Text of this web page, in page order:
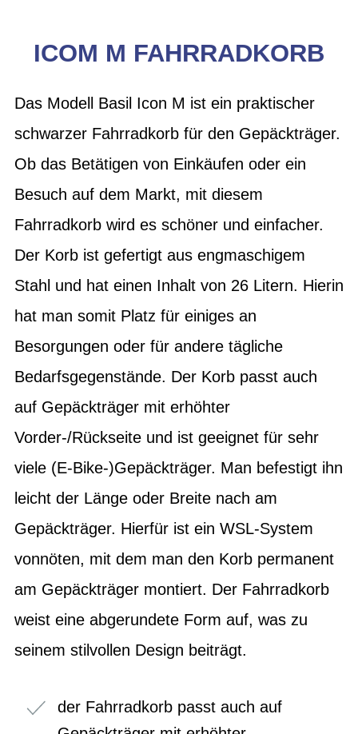
ICOM M FAHRRADKORB
Das Modell Basil Icon M ist ein praktischer
schwarzer Fahrradkorb für den Gepäckträger.
Ob das Betätigen von Einkäufen oder ein
Besuch auf dem Markt, mit diesem
Fahrradkorb wird es schöner und einfacher.
Der Korb ist gefertigt aus engmaschigem
Stahl und hat einen Inhalt von 26 Litern. Hierin
hat man somit Platz für einiges an
Besorgungen oder für andere tägliche
Bedarfsgegenstände. Der Korb passt auch
auf Gepäckträger mit erhöhter
Vorder-/Rückseite und ist geeignet für sehr
viele (E-Bike-)Gepäckträger. Man befestigt ihn
leicht der Länge oder Breite nach am
Gepäckträger. Hierfür ist ein WSL-System
vonnöten, mit dem man den Korb permanent
am Gepäckträger montiert. Der Fahrradkorb
weist eine abgerundete Form auf, was zu
seinem stilvollen Design beiträgt.
der Fahrradkorb passt auch auf